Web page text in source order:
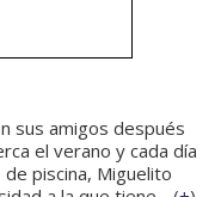
sus amigos después
el verano y cada día
piscina, Miguelito